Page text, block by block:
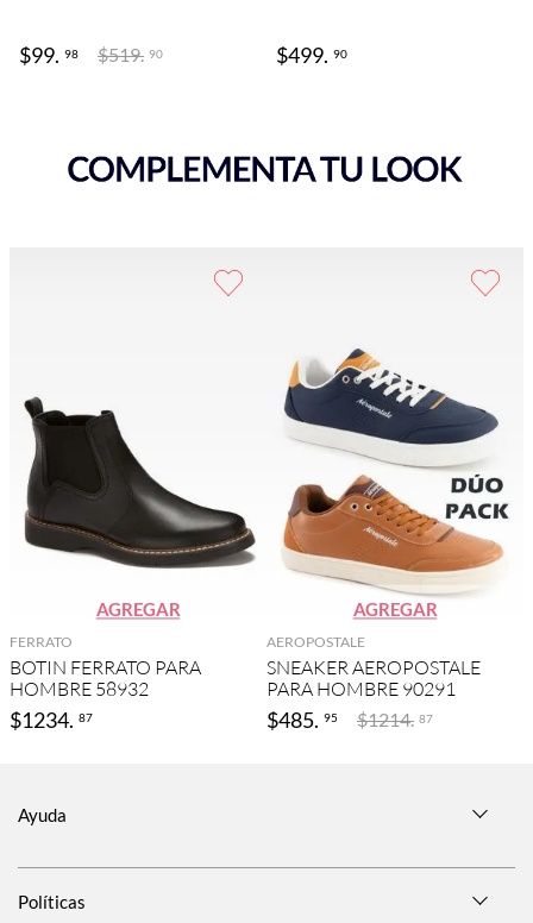
$99. 98 $519. 90 $499. 90
AGREGAR
FERRATO
BOTIN FERRATO PARA
HOMBRE 58932
$1234. 87
AGREGAR
AEROPOSTALE
SNEAKER AEROPOSTALE
PARA HOMBRE 90291
$485. 95 $1214. 87
Ayuda
Políticas